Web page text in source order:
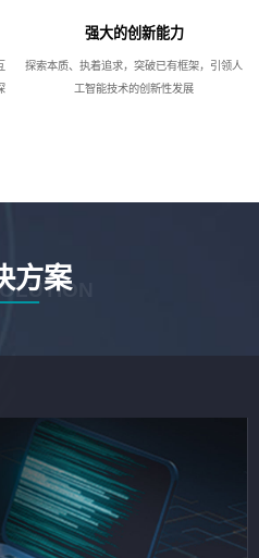
强大的创新能力
探索本质、执着追求，突破已有框架，引领人
工智能技术的创新性发展
方案